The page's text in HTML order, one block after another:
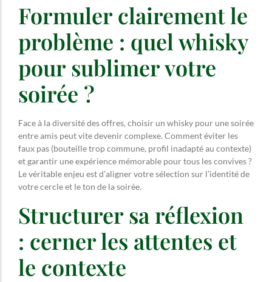
Formuler clairement le
problème : quel whisky
pour sublimer votre
soirée ?
Face à la diversité des offres, choisir un whisky pour une soirée
entre amis peut vite devenir complexe. Comment éviter les
faux pas (bouteille trop commune, profil inadapté au contexte)
et garantir une expérience mémorable pour tous les convives ?
Le véritable enjeu est d’aligner votre sélection sur l’identité de
votre cercle et le ton de la soirée.
Structurer sa réflexion
: cerner les attentes et
le contexte